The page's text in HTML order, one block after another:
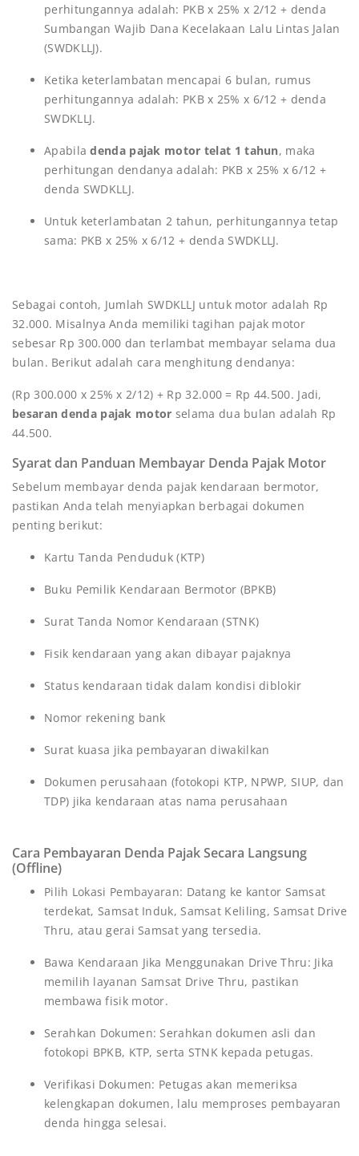
perhitungannya adalah: PKB x 25% x 2/12 + denda
Sumbangan Wajib Dana Kecelakaan Lalu Lintas Jalan
(SWDKLLJ).
Ketika keterlambatan mencapai 6 bulan, rumus
perhitungannya adalah: PKB x 25% x 6/12 + denda
SWDKLLJ.
Apabiladenda pajak motor telat 1 tahun, maka
perhitungan dendanya adalah: PKB x 25% x 6/12 +
denda SWDKLLJ.
Untuk keterlambatan 2 tahun, perhitungannya tetap
sama: PKB x 25% x 6/12 + denda SWDKLLJ.
Sebagai contoh, Jumlah SWDKLLJ untuk motor adalah Rp
32.000. Misalnya Anda memiliki tagihan pajak motor
sebesar Rp 300.000 dan terlambat membayar selama dua
bulan. Berikut adalah cara menghitung dendanya:
(Rp 300.000 x 25% x 2/12) + Rp 32.000 = Rp 44.500. Jadi,
besaran denda pajak motor selama dua bulan adalah Rp
44.500.
Syarat dan Panduan Membayar Denda Pajak Motor
Sebelum membayar denda pajak kendaraan bermotor,
pastikan Anda telah menyiapkan berbagai dokumen
penting berikut:
Kartu Tanda Penduduk (KTP)
Buku Pemilik Kendaraan Bermotor (BPKB)
Surat Tanda Nomor Kendaraan (STNK)
Fisik kendaraan yang akan dibayar pajaknya
Status kendaraan tidak dalam kondisi diblokir
Nomor rekening bank
Surat kuasa jika pembayaran diwakilkan
Dokumen perusahaan (fotokopi KTP, NPWP, SIUP, dan
TDP) jika kendaraan atas nama perusahaan
Cara Pembayaran Denda Pajak Secara Langsung
(Offline)
Pilih Lokasi Pembayaran: Datang ke kantor Samsat
terdekat, Samsat Induk, Samsat Keliling, Samsat Drive
Thru, atau gerai Samsat yang tersedia.
Bawa Kendaraan Jika Menggunakan Drive Thru: Jika
memilih layanan Samsat Drive Thru, pastikan
membawa fisik motor.
Serahkan Dokumen: Serahkan dokumen asli dan
fotokopi BPKB, KTP, serta STNK kepada petugas.
Verifikasi Dokumen: Petugas akan memeriksa
kelengkapan dokumen, lalu memproses pembayaran
denda hingga selesai.